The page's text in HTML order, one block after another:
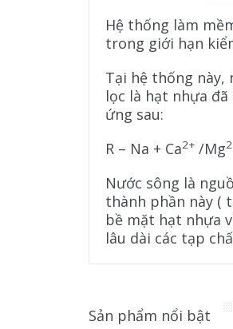
Hệ thống làm
trong giới hạn
Tại hệ thống này,
lọc là hạt nhựa
ứng sau:
R – Na + Ca2+ /Mg
Nước sông là
thành phần này (
bề mặt hạt nhựa
lâu dài các tạp
Sản phẩm nổi bật